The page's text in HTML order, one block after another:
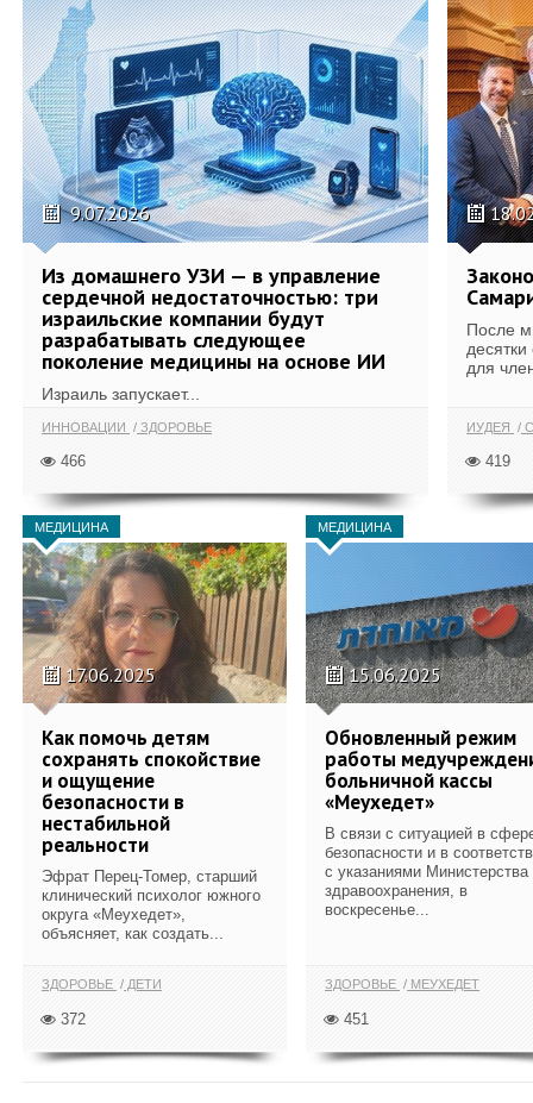
9.07.2026
Из домашнего УЗИ — в управление
сердечной недостаточностью: три
израильские компании будут
разрабатывать следующее
поколение медицины на основе ИИ
Израиль запускает...
ИННОВАЦИИ ЗДОРОВЬЕ
466
После
для
ИУДЕЯ
419
МЕДИЦИНА
17.06.2025
Как помочь детям
сохранять спокойствие
и ощущение
безопасности в
нестабильной
реальности
Эфрат Перец-Томер, старший
клинический психолог южного
округа «Меухедет»,
объясняет, как создать...
ЗДОРОВЬЕ ДЕТИ
372
МЕДИЦИНА
15.06.2025
Обновленный режим
работы
больничной кассы
«Меухедет»
В связи с ситуацией в
безопасности и в
с указаниями Министерства
здравоохранения, в
воскресенье...
ЗДОРОВЬЕ МЕУХЕДЕТ
451